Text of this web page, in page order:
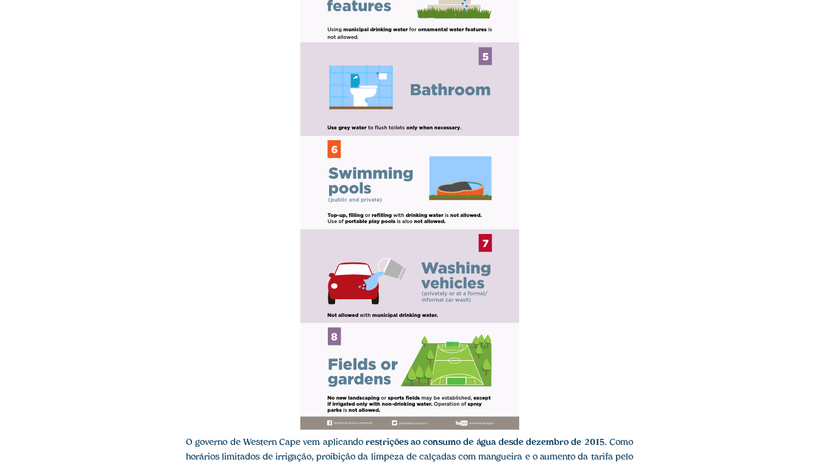
O governo de Western Cape vem aplicando restrições ao consumo de água desde dezembro de 2015. Como
horários limitados de irrigação, proibição da limpeza de calçadas com mangueira e o aumento da tarifa pelo